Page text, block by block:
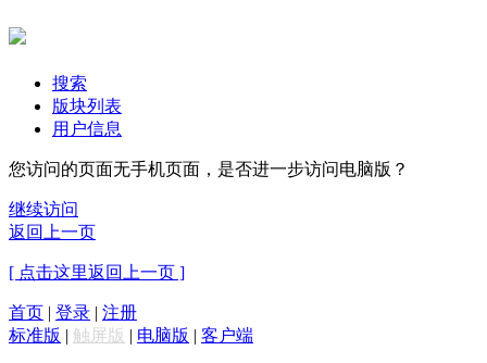
搜索
版块列表
用户信息
您访问的页面无手机页面，是否进一步访问电脑版？
继续访问
返回上一页
[ 点击这里返回上一页 ]
首页 | 登录 | 注册
标准版 | 触屏版 | 电脑版 | 客户端